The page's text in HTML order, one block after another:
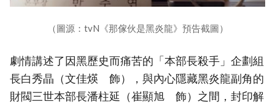
（圖源：tvN《那傢伙是黑炎龍》預告截圖）
劇情講述了因黑歷史而痛苦的「本部長殺手」企劃組
長白秀晶（文佳煐 飾），與內心隱藏黑炎龍副角的
財閥三世本部長潘柱延（崔顯旭 飾）之間，封印解